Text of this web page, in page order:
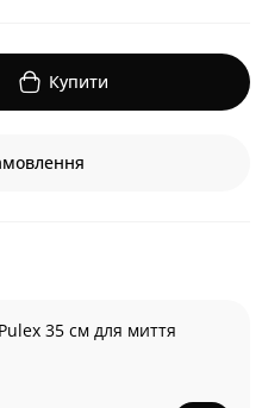
Купити
35 см для миття